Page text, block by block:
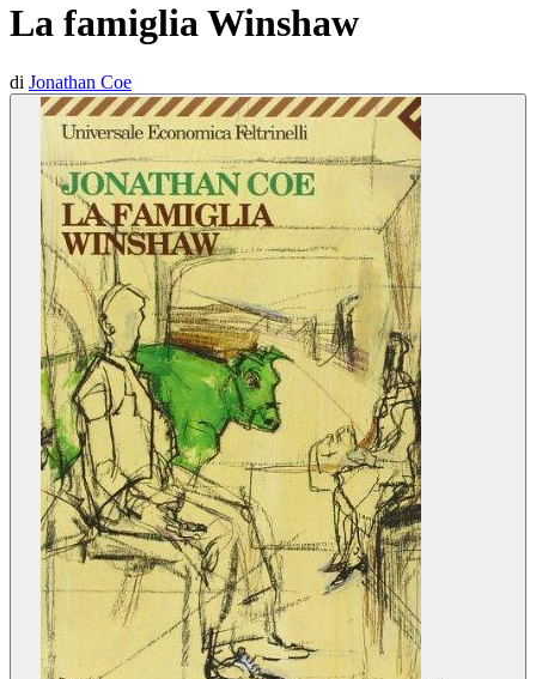
La famiglia Winshaw
di Jonathan Coe